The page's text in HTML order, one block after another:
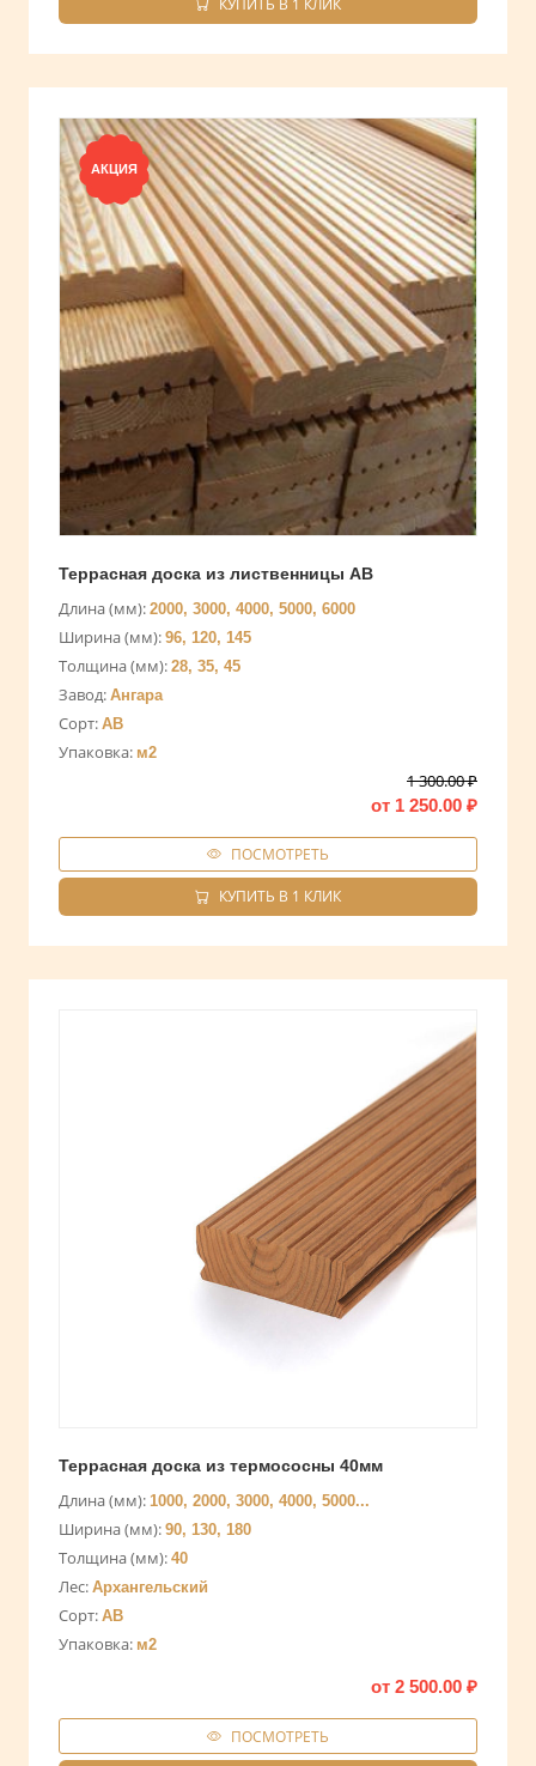
АКЦИЯ
Террасная доска из лиственницы AB
Длина (мм): 2000, 3000, 4000, 5000, 6000
Ширина (мм): 96, 120, 145
Толщина (мм): 28, 35, 45
Завод: Ангара
Сорт: АВ
Упаковка: м2
1 300.00₽
от 1 250.00 ₽
ПОСМОТРЕТЬ
КУПИТЬ В 1 КЛИК
Террасная доска из термососны 40мм
Длина (мм): 1000, 2000, 3000, 4000, 5000...
Ширина (мм): 90, 130, 180
Толщина (мм): 40
Лес: Архангельский
Сорт: AB
Упаковка: м2
от 2 500.00 ₽
ПОСМОТРЕТЬ